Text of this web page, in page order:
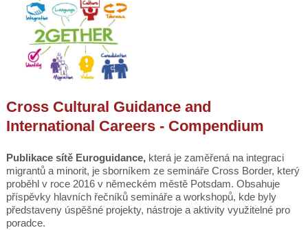
Cross Cultural Guidance and
International Careers - Compendium
Publikace sítě Euroguidance,která je zaměřená na integraci
migrantů a minorit, je sborníkem ze semináře Cross Border, který
proběhl v roce 2016 v německém městě Potsdam. Obsahuje
příspěvky hlavních řečníků semináře a workshopů, kde byly
představeny úspěšné projekty, nástroje a aktivity využitelné pro
poradce.